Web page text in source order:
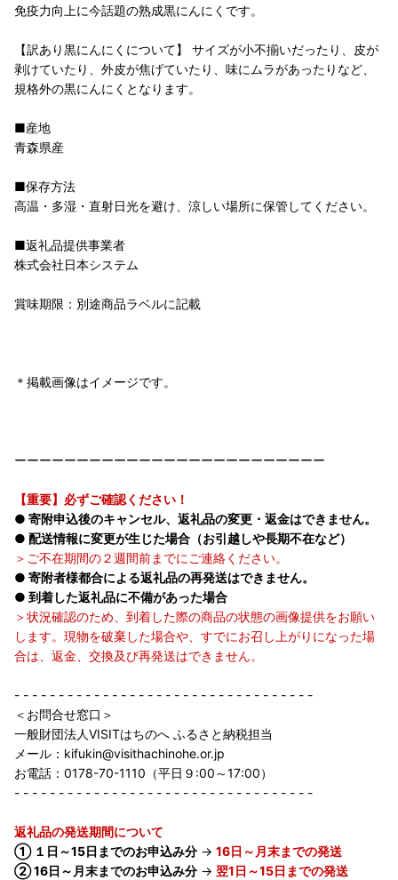
免疫力向上に今話題の熟成黒にんにくです。
【訳あり黒にんにくについて】 サイズが小不揃いだったり、皮が
剥けていたり、外皮が焦げていたり、味にムラがあったりなど、
規格外の黒にんにくとなります。
■産地
青森県産
■保存方法
高温・多湿・直射日光を避け、涼しい場所に保管してください。
■返礼品提供事業者
株式会社日本システム
賞味期限：別途商品ラベルに記載
＊掲載画像はイメージです。
ーーーーーーーーーーーーーーーーーーーーーーーーー
【重要】必ずご確認ください！
● 寄附申込後のキャンセル、返礼品の変更・返金はできません。
● 配送情報に変更が生じた場合（お引越しや長期不在など）
＞ご不在期間の２週間前までにご連絡ください。
● 寄附者様都合による返礼品の再発送はできません。
● 到着した返礼品に不備があった場合
＞状況確認のため、到着した際の商品の状態の画像提供をお願い
します。現物を破棄した場合や、すでにお召し上がりになった場
合は、返金、交換及び再発送はできません。
- - - - - - - - - - - - - - - - - - - - - - - - - - - - - - - - - -
＜お問合せ窓口＞
一般財団法人VISITはちのへ ふるさと納税担当
メール：kifukin@visithachinohe.or.jp
お電話：0178-70-1110（平日９:00～17:00）
- - - - - - - - - - - - - - - - - - - - - - - - - - - - - - - - - -
返礼品の発送期間について
① １日～15日までのお申込み分 → 16日～月末までの発送
② 16日～月末までのお申込み分 → 翌1日～15日までの発送